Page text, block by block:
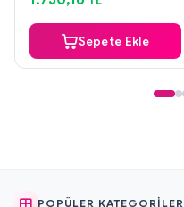
Güvenli Ödeme
Sepete Ekle
POPÜLER KATEGORILER